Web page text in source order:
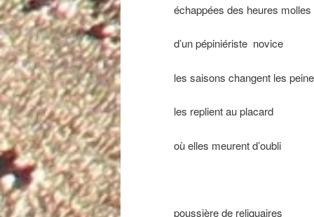
échappées des heures molles
d’un pépiniériste novice
les saisons changent les
les replient au placard
où elles meurent d’oubli
poussière de reliquaires